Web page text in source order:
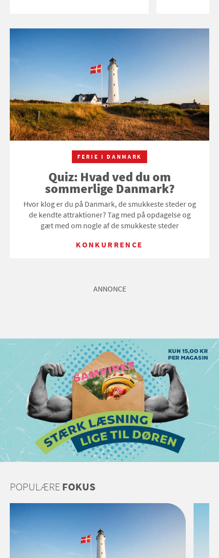
FERIE I DANMARK
Quiz: Hvad ved du om
sommerlige Danmark?
Hvor klog er du på Danmark, de smukkeste steder og
de kendte attraktioner? Tag med på opdagelse og
gæt med om nogle af de smukkeste steder
KONKURRENCE
ANNONCE
POPULÆREFOKUS